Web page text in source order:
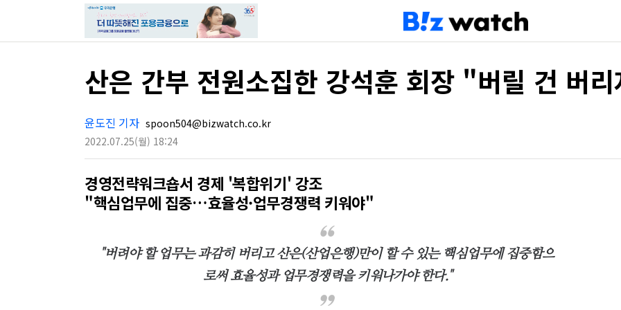
산은 간부 전원소집한 강석훈 회장 "버릴 건 버
윤도진 기자 spoon504@bizwatch.co.kr
2022.07.25(월) 18:24
경영전략워크숍서 경제 '복합위기' 강조
"핵심업무에 집중…효율성·업무경쟁력 키워야"
"버려야 할 업무는 과감히 버리고 산은(산업은행)만이 할 수 있는 핵심업무에 집중함으
로써 효율성과 업무경쟁력을 키워나가야 한다."